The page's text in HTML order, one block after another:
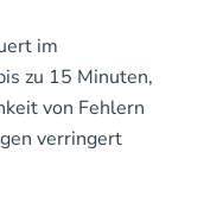
im
zu 15 Minuten,
von Fehlern
verringert